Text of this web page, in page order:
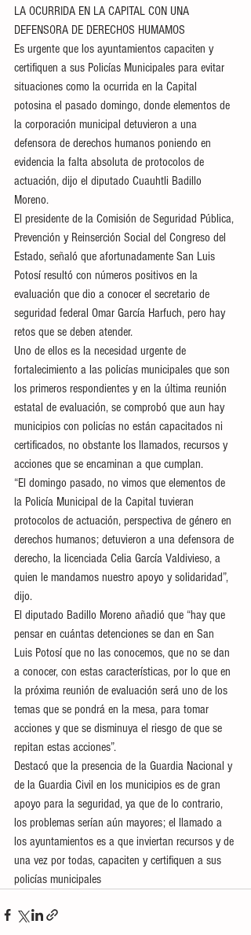
LA OCURRIDA EN LA CAPITAL CON UNA
DEFENSORA DE DERECHOS HUMAMOS
Es urgente que los ayuntamientos capaciten y
certifiquen a sus Policías Municipales para evitar
situaciones como la ocurrida en la Capital
potosina el pasado domingo, donde elementos de
la corporación municipal detuvieron a una
defensora de derechos humanos poniendo en
evidencia la falta absoluta de protocolos de
actuación, dijo el diputado Cuauhtli Badillo
Moreno.
El presidente de la Comisión de Seguridad Pública,
Prevención y Reinserción Social del Congreso del
Estado, señaló que afortunadamente San Luis
Potosí resultó con números positivos en la
evaluación que dio a conocer el secretario de
seguridad federal Omar García Harfuch, pero hay
retos que se deben atender.
Uno de ellos es la necesidad urgente de
fortalecimiento a las policías municipales que son
los primeros respondientes y en la última reunión
estatal de evaluación, se comprobó que aun hay
municipios con policías no están capacitados ni
certificados, no obstante los llamados, recursos y
acciones que se encaminan a que cumplan.
“El domingo pasado, no vimos que elementos de
la Policía Municipal de la Capital tuvieran
protocolos de actuación, perspectiva de género en
derechos humanos; detuvieron a una defensora de
derecho, la licenciada Celia García Valdivieso, a
quien le mandamos nuestro apoyo y solidaridad”,
dijo.
El diputado Badillo Moreno añadió que “hay que
pensar en cuántas detenciones se dan en San
Luis Potosí que no las conocemos, que no se dan
a conocer, con estas características, por lo que en
la próxima reunión de evaluación será uno de los
temas que se pondrá en la mesa, para tomar
acciones y que se disminuya el riesgo de que se
repitan estas acciones”.
Destacó que la presencia de la Guardia Nacional y
de la Guardia Civil en los municipios es de gran
apoyo para la seguridad, ya que de lo contrario,
los problemas serían aún mayores; el llamado a
los ayuntamientos es a que inviertan recursos y de
una vez por todas, capaciten y certifiquen a sus
policías municipales